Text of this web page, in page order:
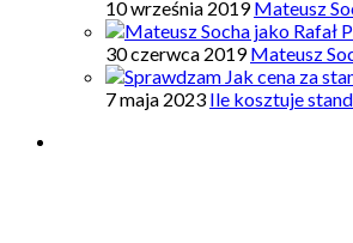
10 września 2019 Mateusz
30 czerwca 2019 Mateusz
7 maja 2023 Ile kosztuje